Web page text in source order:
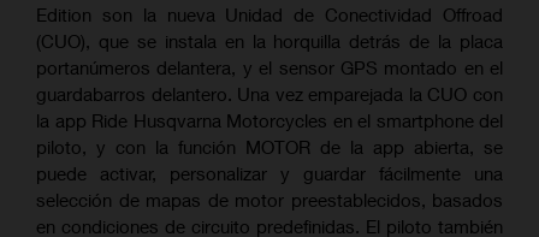
Edition son la nueva Unidad de Conectividad Offroad
(CUO), que se instala en la horquilla detrás de la placa
portanúmeros delantera, y el sensor GPS montado en el
guardabarros delantero. Una vez emparejada la CUO con
la app Ride Husqvarna Motorcycles en el smartphone del
piloto, y con la función MOTOR de la app abierta, se
puede activar, personalizar y guardar fácilmente una
selección de mapas de motor preestablecidos, basados
en condiciones de circuito predefinidas. El piloto también